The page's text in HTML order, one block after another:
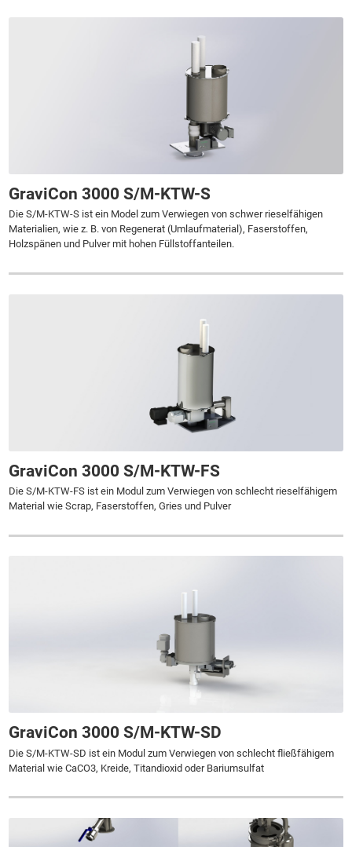
GraviCon 3000 S/M-KTW-S
Die S/M-KTW-S ist ein Model zum Verwiegen von schwer rieselfähigen
Materialien, wie z. B. von Regenerat (Umlaufmaterial), Faserstoffen,
Holzspänen und Pulver mit hohen Füllstoffanteilen.
GraviCon 3000 S/M-KTW-FS
Die S/M-KTW-FS ist ein Modul zum Verwiegen von schlecht rieselfähigem
Material wie Scrap, Faserstoffen, Gries und Pulver
GraviCon 3000 S/M-KTW-SD
Die S/M-KTW-SD ist ein Modul zum Verwiegen von schlecht fließfähigem
Material wie CaCO3, Kreide, Titandioxid oder Bariumsulfat